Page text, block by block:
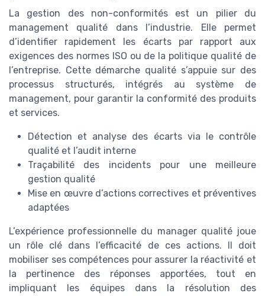
La gestion des non-conformités est un pilier du
management qualité dans l’industrie. Elle permet
d’identifier rapidement les écarts par rapport aux
exigences des normes ISO ou de la politique qualité de
l’entreprise. Cette démarche qualité s’appuie sur des
processus structurés, intégrés au système de
management, pour garantir la conformité des produits
et services.
Détection et analyse des écarts via le contrôle
qualité et l’audit interne
Traçabilité des incidents pour une meilleure
gestion qualité
Mise en œuvre d’actions correctives et préventives
adaptées
L’expérience professionnelle du manager qualité joue
un rôle clé dans l’efficacité de ces actions. Il doit
mobiliser ses compétences pour assurer la réactivité et
la pertinence des réponses apportées, tout en
impliquant les équipes dans la résolution des